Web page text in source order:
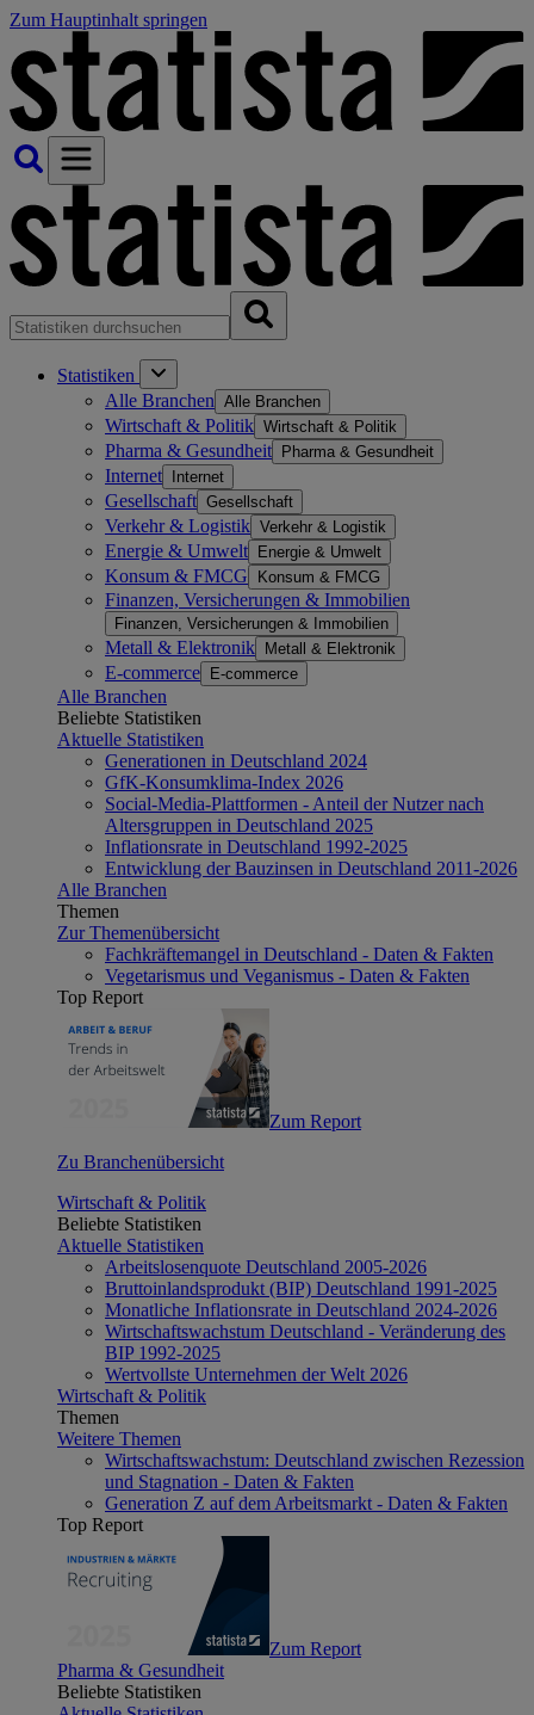
Zum Hauptinhalt springen
Statistiken
Alle Branchen Alle Branchen
Wirtschaft & Politik Wirtschaft & Politik
Pharma & Gesundheit Pharma & Gesundheit
Internet Internet
Gesellschaft Gesellschaft
Verkehr & Logistik Verkehr & Logistik
Energie & Umwelt Energie & Umwelt
Konsum & FMCG Konsum & FMCG
Finanzen, Versicherungen & Immobilien
Finanzen, Versicherungen & Immobilien
Metall & Elektronik Metall & Elektronik
E-commerce E-commerce
Alle Branchen
Beliebte Statistiken
Aktuelle Statistiken
Generationen in Deutschland 2024
GfK-Konsumklima-Index 2026
Social-Media-Plattformen - Anteil der Nutzer nach
Altersgruppen in Deutschland 2025
Inflationsrate in Deutschland 1992-2025
Entwicklung der Bauzinsen in Deutschland 2011-2026
Alle Branchen
Themen
Zur Themenübersicht
Fachkräftemangel in Deutschland - Daten & Fakten
Vegetarismus und Veganismus - Daten & Fakten
Top Report
Zum Report
Zu Branchenübersicht
Wirtschaft & Politik
Beliebte Statistiken
Aktuelle Statistiken
Arbeitslosenquote Deutschland 2005-2026
Bruttoinlandsprodukt (BIP) Deutschland 1991-2025
Monatliche Inflationsrate in Deutschland 2024-2026
Wirtschaftswachstum Deutschland - Veränderung des
BIP 1992-2025
Wertvollste Unternehmen der Welt 2026
Wirtschaft & Politik
Themen
Weitere Themen
Wirtschaftswachstum: Deutschland zwischen Rezession
und Stagnation - Daten & Fakten
Generation Z auf dem Arbeitsmarkt - Daten & Fakten
Top Report
Zum Report
Pharma & Gesundheit
Beliebte Statistiken